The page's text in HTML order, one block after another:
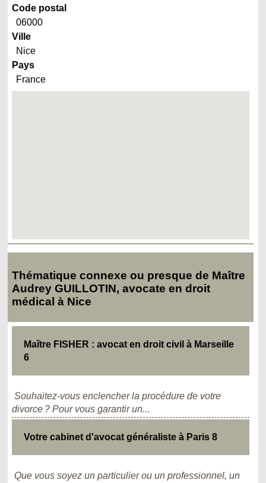
Code postal
06000
Ville
Nice
Pays
France
Thématique connexe ou presque de Maître
Audrey GUILLOTIN, avocate en droit
médical à Nice
Maître FISHER : avocat en droit civil à Marseille
6
Souhaitez-vous enclencher la procédure de votre
divorce ? Pour vous garantir un...
Votre cabinet d'avocat généraliste à Paris 8
Que vous soyez un particulier ou un professionnel, un